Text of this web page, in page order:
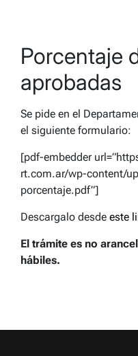
Porcentaje
aprobadas
Se pide en el
el siguiente formulario:
[pdf-embedder
rt.com.ar/wp-content/
porcentaje.pdf”]
Descargalo desde este
El trámite es no
hábiles.